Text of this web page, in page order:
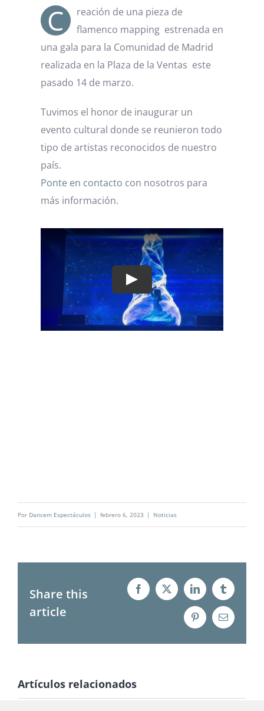
C
reación de una pieza de
flamenco mapping estrenada en
una gala para la Comunidad de Madrid
realizada en la Plaza de la Ventas este
pasado 14 de marzo.
Tuvimos el honor de inaugurar un
evento cultural donde se reunieron todo
tipo de artistas reconocidos de nuestro
país.
Ponte en contacto con nosotros para
más información.
Por Dancem Espectáculos | febrero 6, 2023 | Noticias
Share this
article
Facebook
X LinkedInTumblr
PinterestCorreo
electrónico
Artículos relacionados
Noche